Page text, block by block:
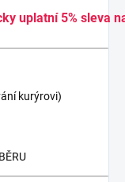
uplatní 5% sleva
kurýrovi)